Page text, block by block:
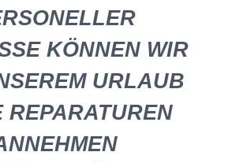
KÖNNEN WIR
URLAUB
REPARATUREN